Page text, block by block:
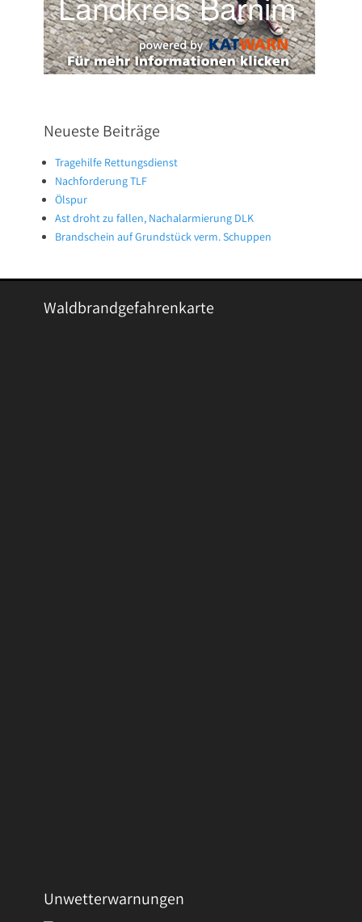
Neueste Beiträge
Tragehilfe Rettungsdienst
Nachforderung TLF
Ölspur
Ast droht zu fallen, Nachalarmierung DLK
Brandschein auf Grundstück verm. Schuppen
Waldbrandgefahrenkarte
Unwetterwarnungen